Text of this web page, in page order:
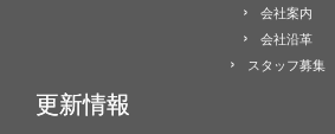
会社案内
会社沿革
スタッフ募集
更新情報